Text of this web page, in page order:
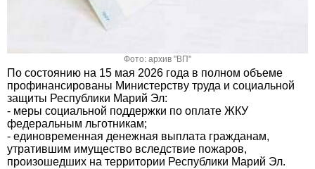
Фото: архив "ВП"
По состоянию на 15 мая 2026 года в полном объеме
профинансированы Министерству труда и социальной
защиты Республики Марий Эл:
- меры социальной поддержки по оплате ЖКУ
федеральным льготникам;
- единовременная денежная выплата гражданам,
утратившим имущество вследствие пожаров,
произошедших на территории Республики Марий Эл.